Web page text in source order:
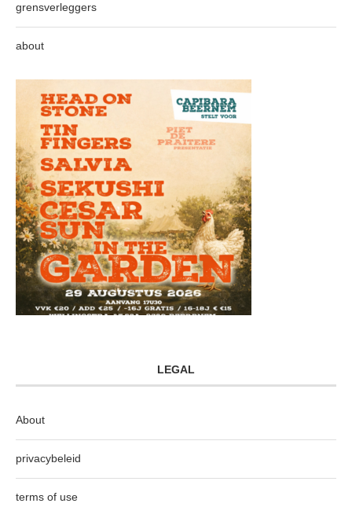
grensverleggers
about
LEGAL
About
privacybeleid
terms of use